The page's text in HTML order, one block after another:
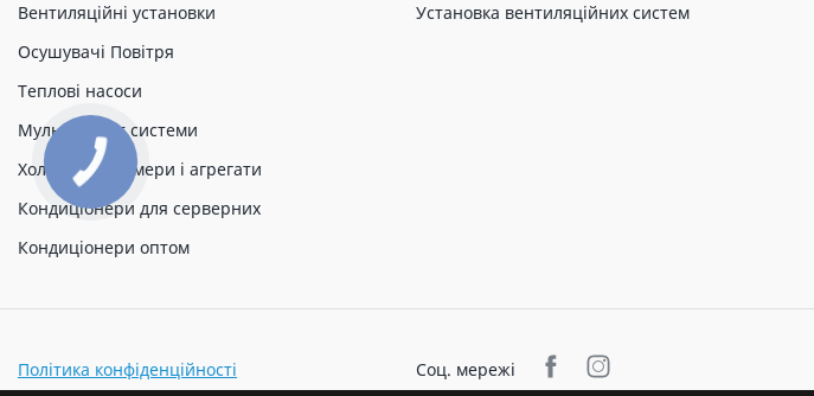
Вентиляційні установки
Осушувачі Повітря
Теплові насоси
Мульти спліт системи
Холодильні камери і агрегати
Кондиціонери для серверних
Кондиціонери оптом
Установка вентиляційних систем
Політика конфіденційності Соц. мережі